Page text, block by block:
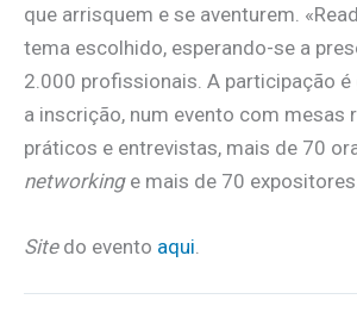
que arrisquem e se aventurem.
tema escolhido, esperando-se a
2.000 profissionais. A participação
a inscrição, num evento com mesas
práticos e entrevistas, mais de 70
networkinge mais de 70 expositores.
Sitedo evento aqui